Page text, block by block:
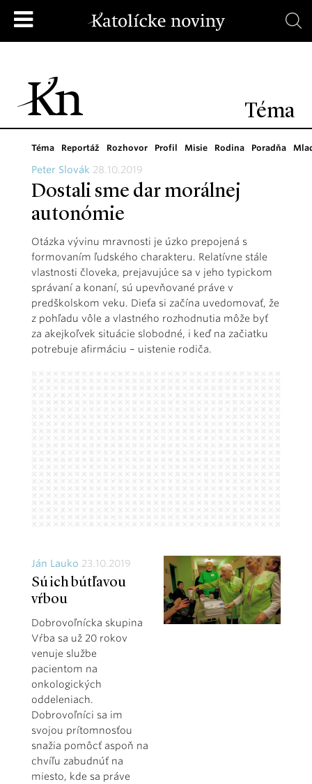
Téma
Téma Reportáž Rozhovor Profil Misie Rodina Poradňa
Peter Slovák 28.10.2019
Dostali sme dar morálnej
autonómie
Otázka vývinu mravnosti je úzko prepojená s
formovaním ľudského charakteru. Relatívne stále
vlastnosti človeka, prejavujúce sa v jeho typickom
správaní a konaní, sú upevňované práve v
predškolskom veku. Dieťa si začína uvedomovať, že
z pohľadu vôle a vlastného rozhodnutia môže byť
za akejkoľvek situácie slobodné, i keď na začiatku
potrebuje afirmáciu – uistenie rodiča.
Ján Lauko 23.10.2019
Sú ich bútľavou
vŕbou
Dobrovoľnícka skupina
Vŕba sa už 20 rokov
venuje službe
pacientom na
onkologických
oddeleniach.
Dobrovoľníci sa im
svojou prítomnosťou
snažia pomôcť aspoň na
chvíľu zabudnúť na
miesto, kde sa práve